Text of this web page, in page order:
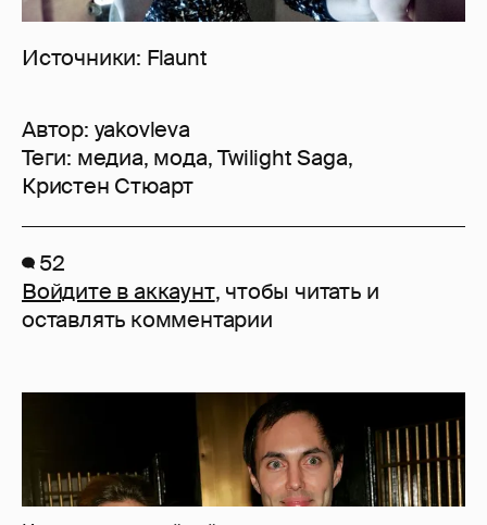
Источники: Flaunt
Автор: yakovleva
Теги: медиа, мода,Twilight Saga,
Кристен Стюарт
52
Войдите в аккаунт, чтобы читать и
оставлять комментарии